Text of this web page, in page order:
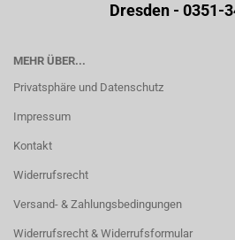
Dresden - 0351-
MEHR ÜBER...
Privatsphäre und Datenschutz
Impressum
Kontakt
Widerrufsrecht
Versand- & Zahlungsbedingungen
Widerrufsrecht & Widerrufsformular